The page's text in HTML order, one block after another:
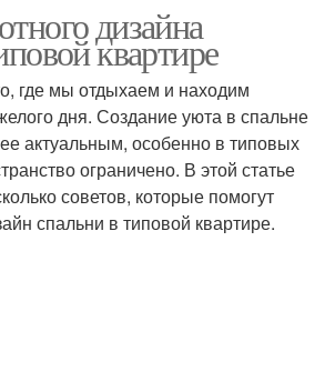
дизайна
квартире
где мы отдыхаем и находим
дня. Создание уюта в спальне
актуальным, особенно в типовых
ограничено. В этой статье
советов, которые помогут
спальни в типовой квартире.